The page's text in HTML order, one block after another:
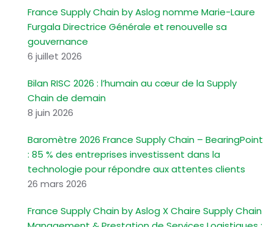
France Supply Chain by Aslog nomme Marie-Laure
Furgala Directrice Générale et renouvelle sa
gouvernance
6 juillet 2026
Bilan RISC 2026 : l’humain au cœur de la Supply
Chain de demain
8 juin 2026
Baromètre 2026 France Supply Chain – BearingPoint
: 85 % des entreprises investissent dans la
technologie pour répondre aux attentes clients
26 mars 2026
France Supply Chain by Aslog X Chaire Supply Chain